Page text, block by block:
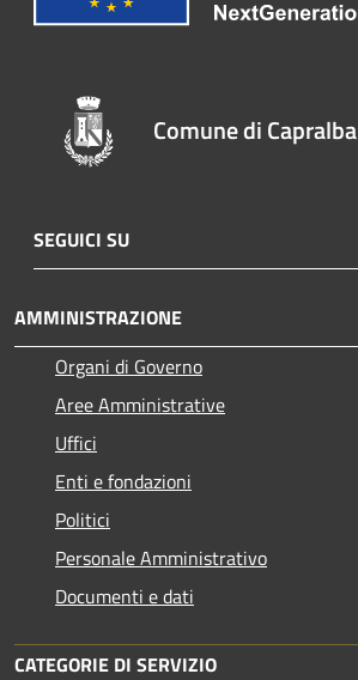
Comune di Capralba
SEGUICI SU
AMMINISTRAZIONE
Organi di Governo
Aree Amministrative
Uffici
Enti e fondazioni
Politici
Personale Amministrativo
Documenti e dati
CATEGORIE DI SERVIZIO